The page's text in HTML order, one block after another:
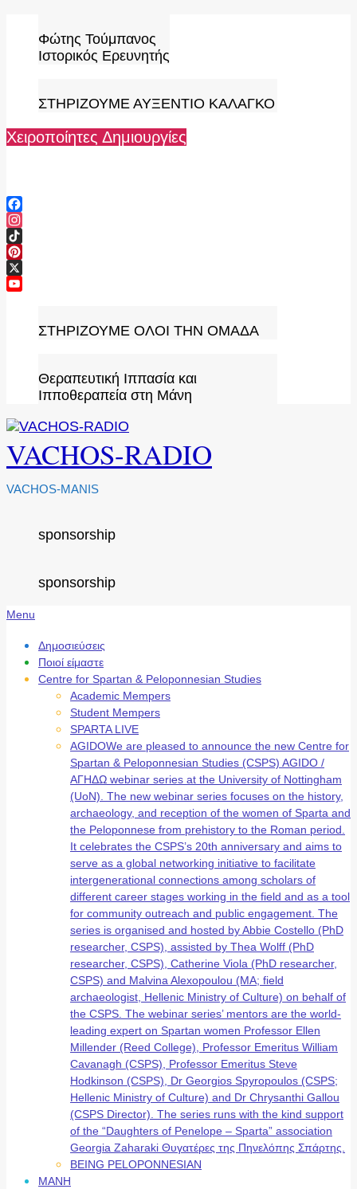
content
Φώτης Τούμπανος
Ιστορικός Ερευνητής
ΣΤΗΡΙΖΟΥΜΕ ΑΥΞΕΝΤΙΟ ΚΑΛΑΓΚΟ
Χειροποίητες Δημιουργίες
Facebook
Instagram
TikTok
Pinterest
X
ΣΤΗΡΙΖΟΥΜΕ ΟΛΟΙ ΤΗΝ ΟΜΑΔΑ
Θεραπευτική Ιππασία και
Ιπποθεραπεία στη Μάνη
VACHOS-RADIO
VACHOS-MANIS
sponsorship
sponsorship
Secondary
Menu
Menu
Δημοσιεύσεις
Ποιοί είμαστε
Centre for Spartan & Peloponnesian Studies
Academic Mempers
Student Mempers
SPARTA LIVE
AGIDOWe are pleased to announce the new Centre for
Spartan & Peloponnesian Studies (CSPS) AGIDO /
ΑΓΗΔΩ webinar series at the University of Nottingham
(UoN). The new webinar series focuses on the history,
archaeology, and reception of the women of Sparta and
the Peloponnese from prehistory to the Roman period.
It celebrates the CSPS’s 20th anniversary and aims to
serve as a global networking initiative to facilitate
intergenerational connections among scholars of
different career stages working in the field and as a tool
for community outreach and public engagement. The
series is organised and hosted by Abbie Costello (PhD
researcher, CSPS), assisted by Thea Wolff (PhD
researcher, CSPS), Catherine Viola (PhD researcher,
CSPS) and Malvina Alexopoulou (MA; field
archaeologist, Hellenic Ministry of Culture) on behalf of
the CSPS. The webinar series’ mentors are the world-
leading expert on Spartan women Professor Ellen
Millender (Reed College), Professor Emeritus William
Cavanagh (CSPS), Professor Emeritus Steve
Hodkinson (CSPS), Dr Georgios Spyropoulos (CSPS;
Hellenic Ministry of Culture) and Dr Chrysanthi Gallou
(CSPS Director). The series runs with the kind support
of the “Daughters of Penelope – Sparta” association
Georgia Zaharaki Θυγατέρες της Πηνελόπης Σπάρτης.
BEING PELOPONNESIAN
ΜΑΝΗ